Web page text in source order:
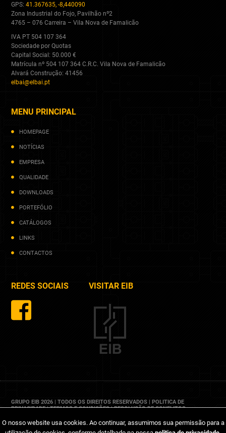
O nosso website usa cookies. Ao continuar, assumimos sua permissão para a
GPS:41.367635, -8,440090
Zona Industrial do Fojo, Pavilhão nº2
4765 – 076 Carreira – Vila Nova de Famalicão
IVA PT 504 107 364
Sociedade por Quotas
Capital Social: 50.000 €
Matrícula nº 504 107 364 C.R.C. Vila Nova de Famalicão
Alvará Construção: 41456
elbai@elbai.pt
MENU PRINCIPAL
HOMEPAGE
NOTÍCIAS
EMPRESA
QUALIDADE
DOWNLOADS
PORTEFÓLIO
CATÁLOGOS
LINKS
CONTACTOS
REDES SOCIAIS VISITAR EIB
GRUPO EIB 2026 | TODOS OS DIREITOS RESERVADOS |
POLITICA DE
PRIVACIDADE|TERMOS E CONDIÇÕES|RESOLUÇÃO DE CONFLITOS